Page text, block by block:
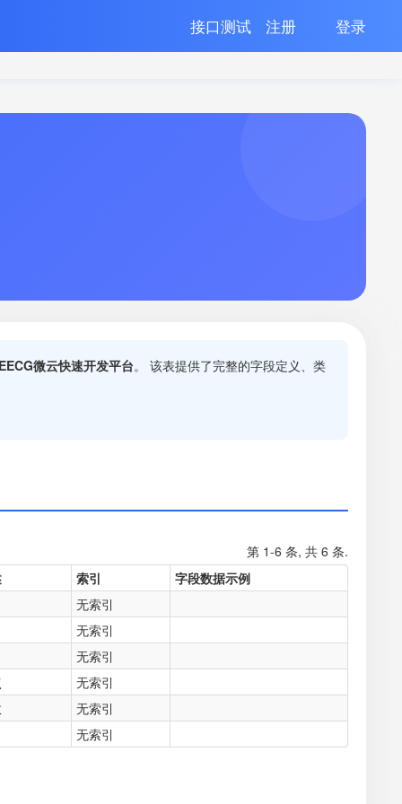
接口测试 注册 登录
微云快速开发平台。 该表提供了完整的字段定义、类
第 1-6 条, 共 6 条.
索引
字段数据示例
无索引
无索引
无索引
无索引
无索引
无索引